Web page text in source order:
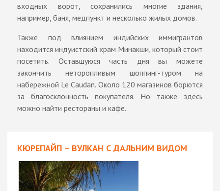
входных ворот, сохранились многие здания,
например, баня, медпункт и несколько жилых домов.
Также под влиянием индийских иммигрантов
находится индуистский храм Минакши, который стоит
посетить. Оставшуюся часть дня вы можете
закончить неторопливым шоппинг-туром на
набережной Le Caudan. Около 120 магазинов борются
за благосклонность покупателя. Но также здесь
можно найти рестораны и кафе.
КЮРЕПАЙП – ВУЛКАН С ДАЛЬНИМ ВИДОМ